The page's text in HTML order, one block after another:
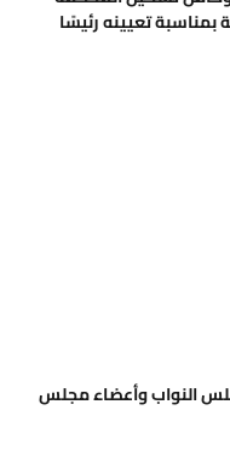
بمناسبة تعيينه رئيسًا
النواب وأعضاء مجلس